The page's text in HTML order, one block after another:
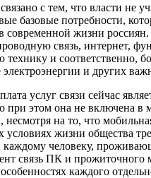
с тем, что власти не
базовые потребности,
современной жизни
связь, интернет,
технику и соответственно,
электроэнергии и других
услуг связи сейчас
при этом она не включена в
несмотря на то, что
условиях жизни общества
каждому человеку,
связь ПК и прожиточного
каждого